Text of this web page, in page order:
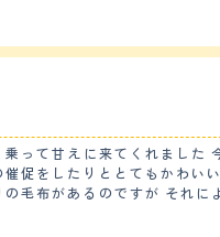
てものんびりした性格のよ
たら言葉がわかってるの
には自然に治っています
く「ごはん」のみです。 【総評】 元々おだやか
したが 甘えたい気分の時は可愛く甘えてきてくれて わたしの顔を